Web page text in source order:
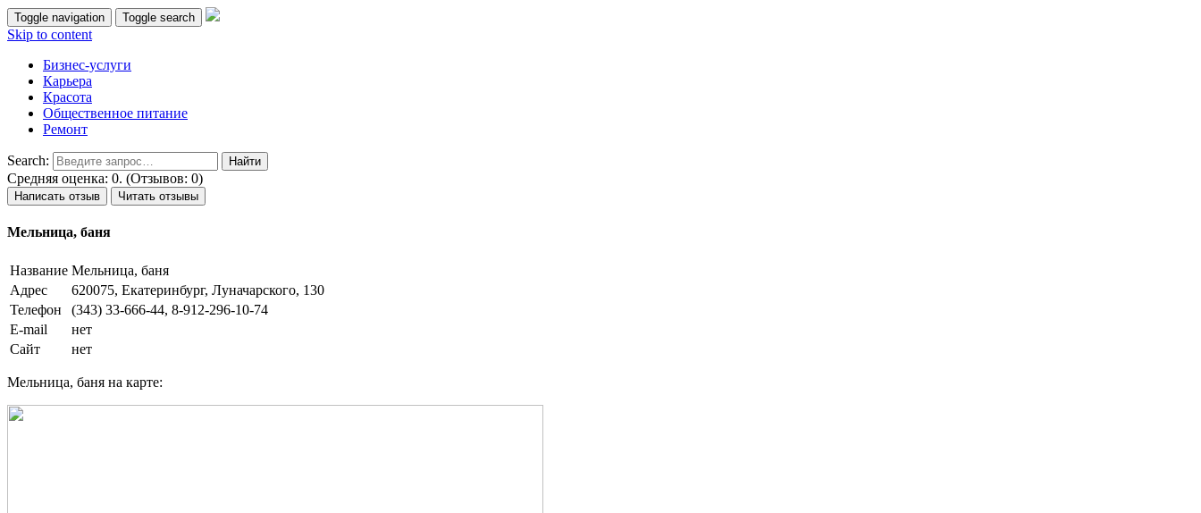
Toggle navigation Toggle search
Skip to content
Бизнес-услуги
Карьера
Красота
Общественное питание
Ремонт
Search:
Средняя оценка: 0. (Отзывов: 0)
Написать отзыв Читать отзывы
Мельница, баня
Название Мельница, баня
Адрес
620075, Екатеринбург, Луначарского, 130
Телефон
(343) 33-666-44, 8-912-296-10-74
E-mail
нет
Сайт
нет
Мельница, баня на карте: